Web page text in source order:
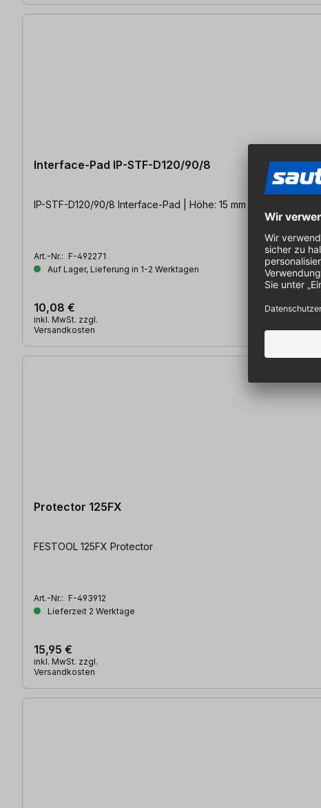
Interface-Pad IP-STF-D120/90/8
IP-STF-D120/90/8 Interface-Pad | Höhe: 15
Art.-Nr.: F-492271
Auf Lager, Lieferung in 1-2 Werktagen
10,08 €
inkl. MwSt. zzgl.
Versandkosten
Protector 125FX
FESTOOL 125FX Protector
Art.-Nr.: F-493912
Lieferzeit 2 Werktage
15,95 €
inkl. MwSt. zzgl.
Versandkosten